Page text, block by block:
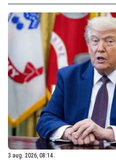
3 aug. 2026, 08:14